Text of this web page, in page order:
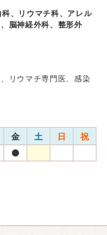
、リウマチ科、アレル
脳神経外科、整形外
リウマチ専門医、感染
金 土 日 祝